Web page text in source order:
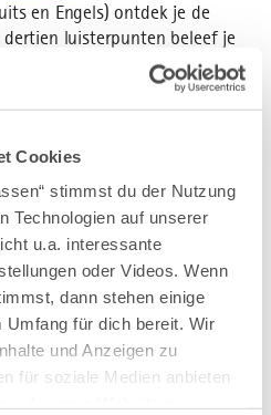
Cookies
stimmst du der Nutzung
Technologien auf unserer
u.a. interessante
oder Videos. Wenn
dann stehen einige
Umfang für dich bereit. Wir
und Anzeigen zu
für soziale Medien anbieten
en Engels) ontdek je de
luisterpunten beleef je
pleinen, het Hohe Schloss met
het barokke
Inclusief boeiende verhalen
koninklijke familie zouden
graag in de regio Füssen
in de